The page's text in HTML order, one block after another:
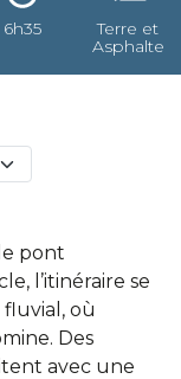
6h35
Terre et
Asphalte
pont
l’itinéraire se
où
Des
avec une